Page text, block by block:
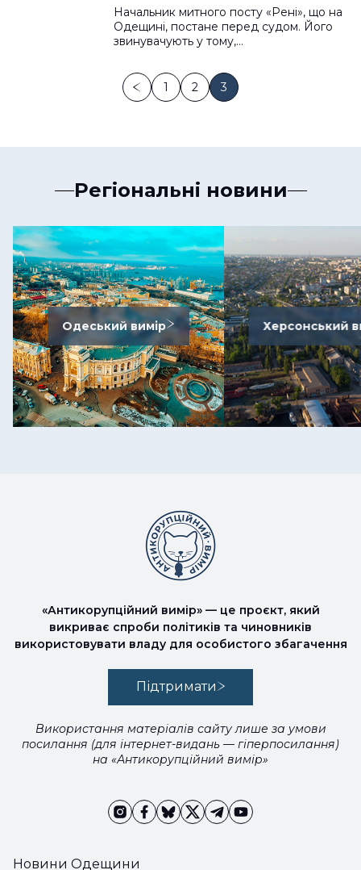
Начальник митного посту «Рені», що на
Одещині, постане перед судом. Його
звинувачують у тому,…
1 2 3
Регіональні новини
Одеський вимір Херсонський
Новини Одещини
«Антикорупційний вимір» — це проєкт, який
викриває спроби політиків та чиновників
використовувати владу для особистого збагачення
Підтримати
Використання матеріалів сайту лише за умови
посилання (для інтернет-видань — гіперпосилання)
на «Антикорупційний вимір»